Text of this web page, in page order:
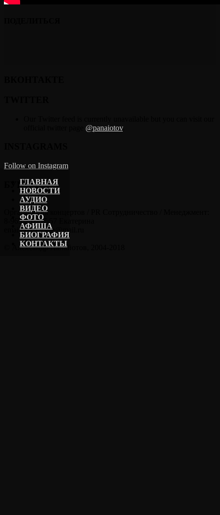
ГЛАВНАЯ
НОВОСТИ
АУДИО
ВИДЕО
ФОТО
АФИША
БИОГРАФИЯ
КОНТАКТЫ
@panaiotov.
Follow on Instagram
БУКИНГ
Организация концертов / PR Сотрудничество / Менеджмент:
8-965-202-57-57 Екатерина
email: kate_kora@mail.ru
© Александр Панайотов, 2004-2018